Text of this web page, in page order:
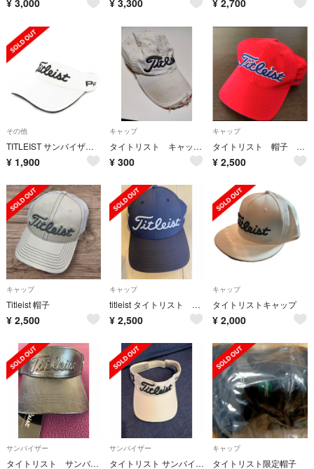
¥ 3,000 ¥ 3,300 ¥ 2,700
その他
TITLEIST サンバイザー ツアーバイザー バイカラー ロゴ ゴルフ 白
¥ 1,900
キャップ
タイトリスト キャップ 帽子 ホワイト 白色 メンズ？ レディース？ 野球帽
¥ 300
キャップ
タイトリスト 帽子 キャップ ゴルフ スポーツ
¥ 2,500
キャップ
Titleist 帽子
¥ 2,500
キャップ
titleist タイトリスト ゴルフ キャップ メンズ
¥ 2,500
キャップ
タイトリストキャップ
¥ 2,000
サンバイザー
タイトリスト サンバイザー 限定モデル
サンバイザー
タイトリスト サンバイザー、男女兼用
キャップ
タイトリスト限定帽子